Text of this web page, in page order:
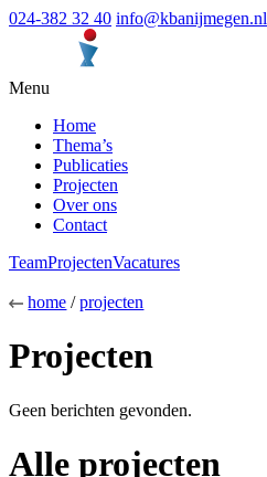
024-382 32 40 info@kbanijmegen.nl
Menu
Home
Thema’s
Publicaties
Projecten
Over ons
Contact
TeamProjectenVacatures
home /projecten
Projecten
Geen berichten gevonden.
Alle projecten